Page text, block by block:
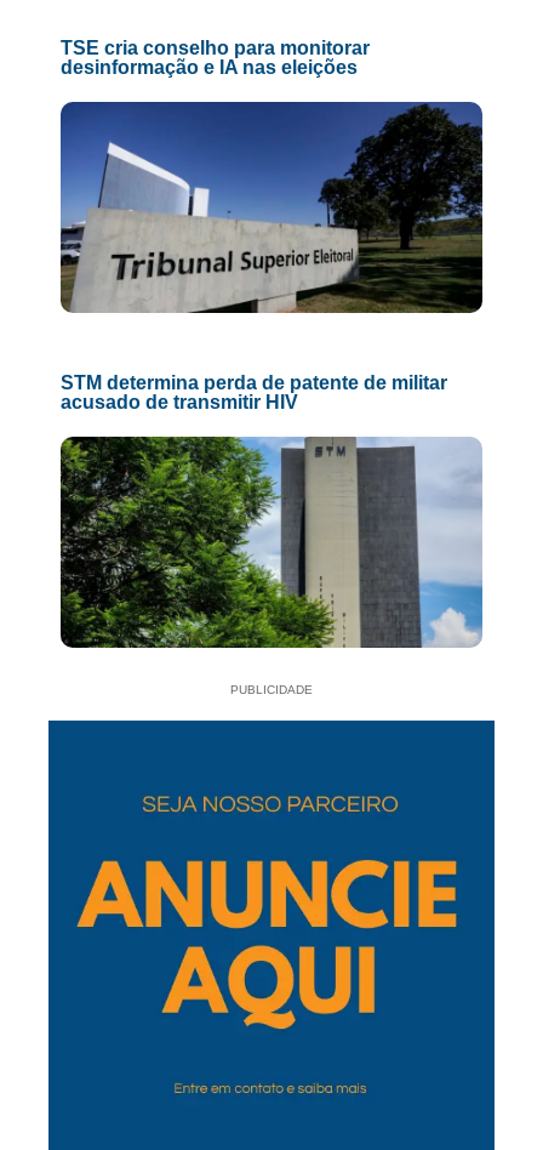
TSE cria conselho para monitorar
desinformação e IA nas eleições
STM determina perda de patente de militar
acusado de transmitir HIV
PUBLICIDADE